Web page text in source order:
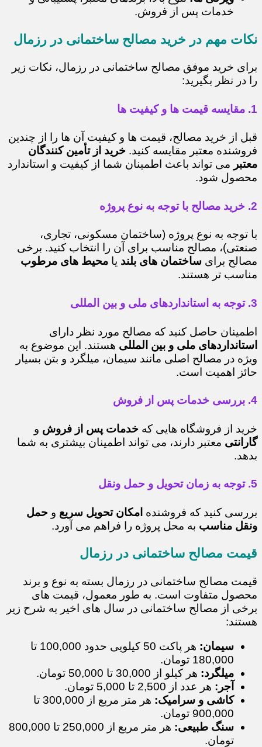
خدمات پس از فروش.
نکات مهم در خرید مصالح ساختمانی در رزمال
برای خرید موفق مصالح ساختمانی در رزمال، نکات زیر
را در نظر بگیرید:
1. مقایسه قیمت ها و کیفیت ها
قبل از خرید مصالح، قیمت ها و کیفیت آن ها را از چندین
فروشنده معتبر مقایسه کنید. خرید از تأمین کنندگان
معتبر می تواند باعث اطمینان شما از کیفیت و استاندارد
محصول شود.
2. خرید مصالح با توجه به نوع پروژه
با توجه به نوع پروژه (ساختمان مسکونی، تجاری،
صنعتی)، مصالح مناسب برای آن را انتخاب کنید. برخی
مصالح برای ساختمان های بلند یا محیط های مرطوب
مناسب تر هستند.
3. توجه به استانداردهای ملی و بین المللی
اطمینان حاصل کنید که مصالح مورد نظر دارای
استانداردهای ملی و بین المللی هستند. این موضوع به
ویژه در مصالح اصلی مانند سیمان، میلگرد و بتن بسیار
حائز اهمیت است.
4. بررسی خدمات پس از فروش
خرید از فروشگاه هایی که خدمات پس از فروش و
گارانتی معتبر دارند، می تواند اطمینان بیشتری به شما
بدهد.
5. توجه به زمان تحویل و حمل ونقل
بررسی کنید که فروشنده امکان تحویل سریع و حمل
ونقل مناسب به محل پروژه را فراهم می آورد.
قیمت مصالح ساختمانی در رزمال
قیمت مصالح ساختمانی در رزمال بسته به نوع و برند
محصول متفاوت است. به طور معمول، قیمت های
برخی از مصالح ساختمانی در سال های اخیر به شرح زیر
هستند:
سیمان:
هر پاکت 50 کیلویی حدود 100,000 تا
180,000 تومان.
میلگرد: هر کیلو از 30,000 تا 50,000 تومان.
آجر: هر عدد از 2,500 تا 5,000 تومان.
کاشی و سرامیک:
هر متر مربع از 300,000 تا
900,000 تومان.
سنگ طبیعی:
هر متر مربع از 250,000 تا 800,000
تومان.